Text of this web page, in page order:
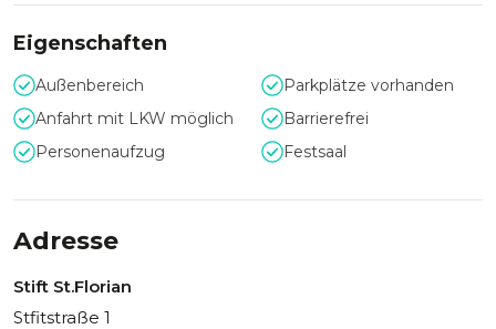
Eigenschaften
Außenbereich
Parkplätze vorhanden
Anfahrt mit LKW möglich
Barrierefrei
Personenaufzug
Festsaal
Adresse
Stift St.Florian
Stfitstraße 1